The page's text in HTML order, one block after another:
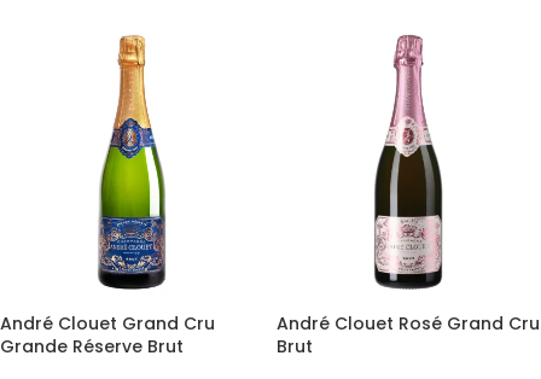
André Clouet Grand Cru
Grande Réserve Brut
André Clouet Rosé Grand Cru
Brut